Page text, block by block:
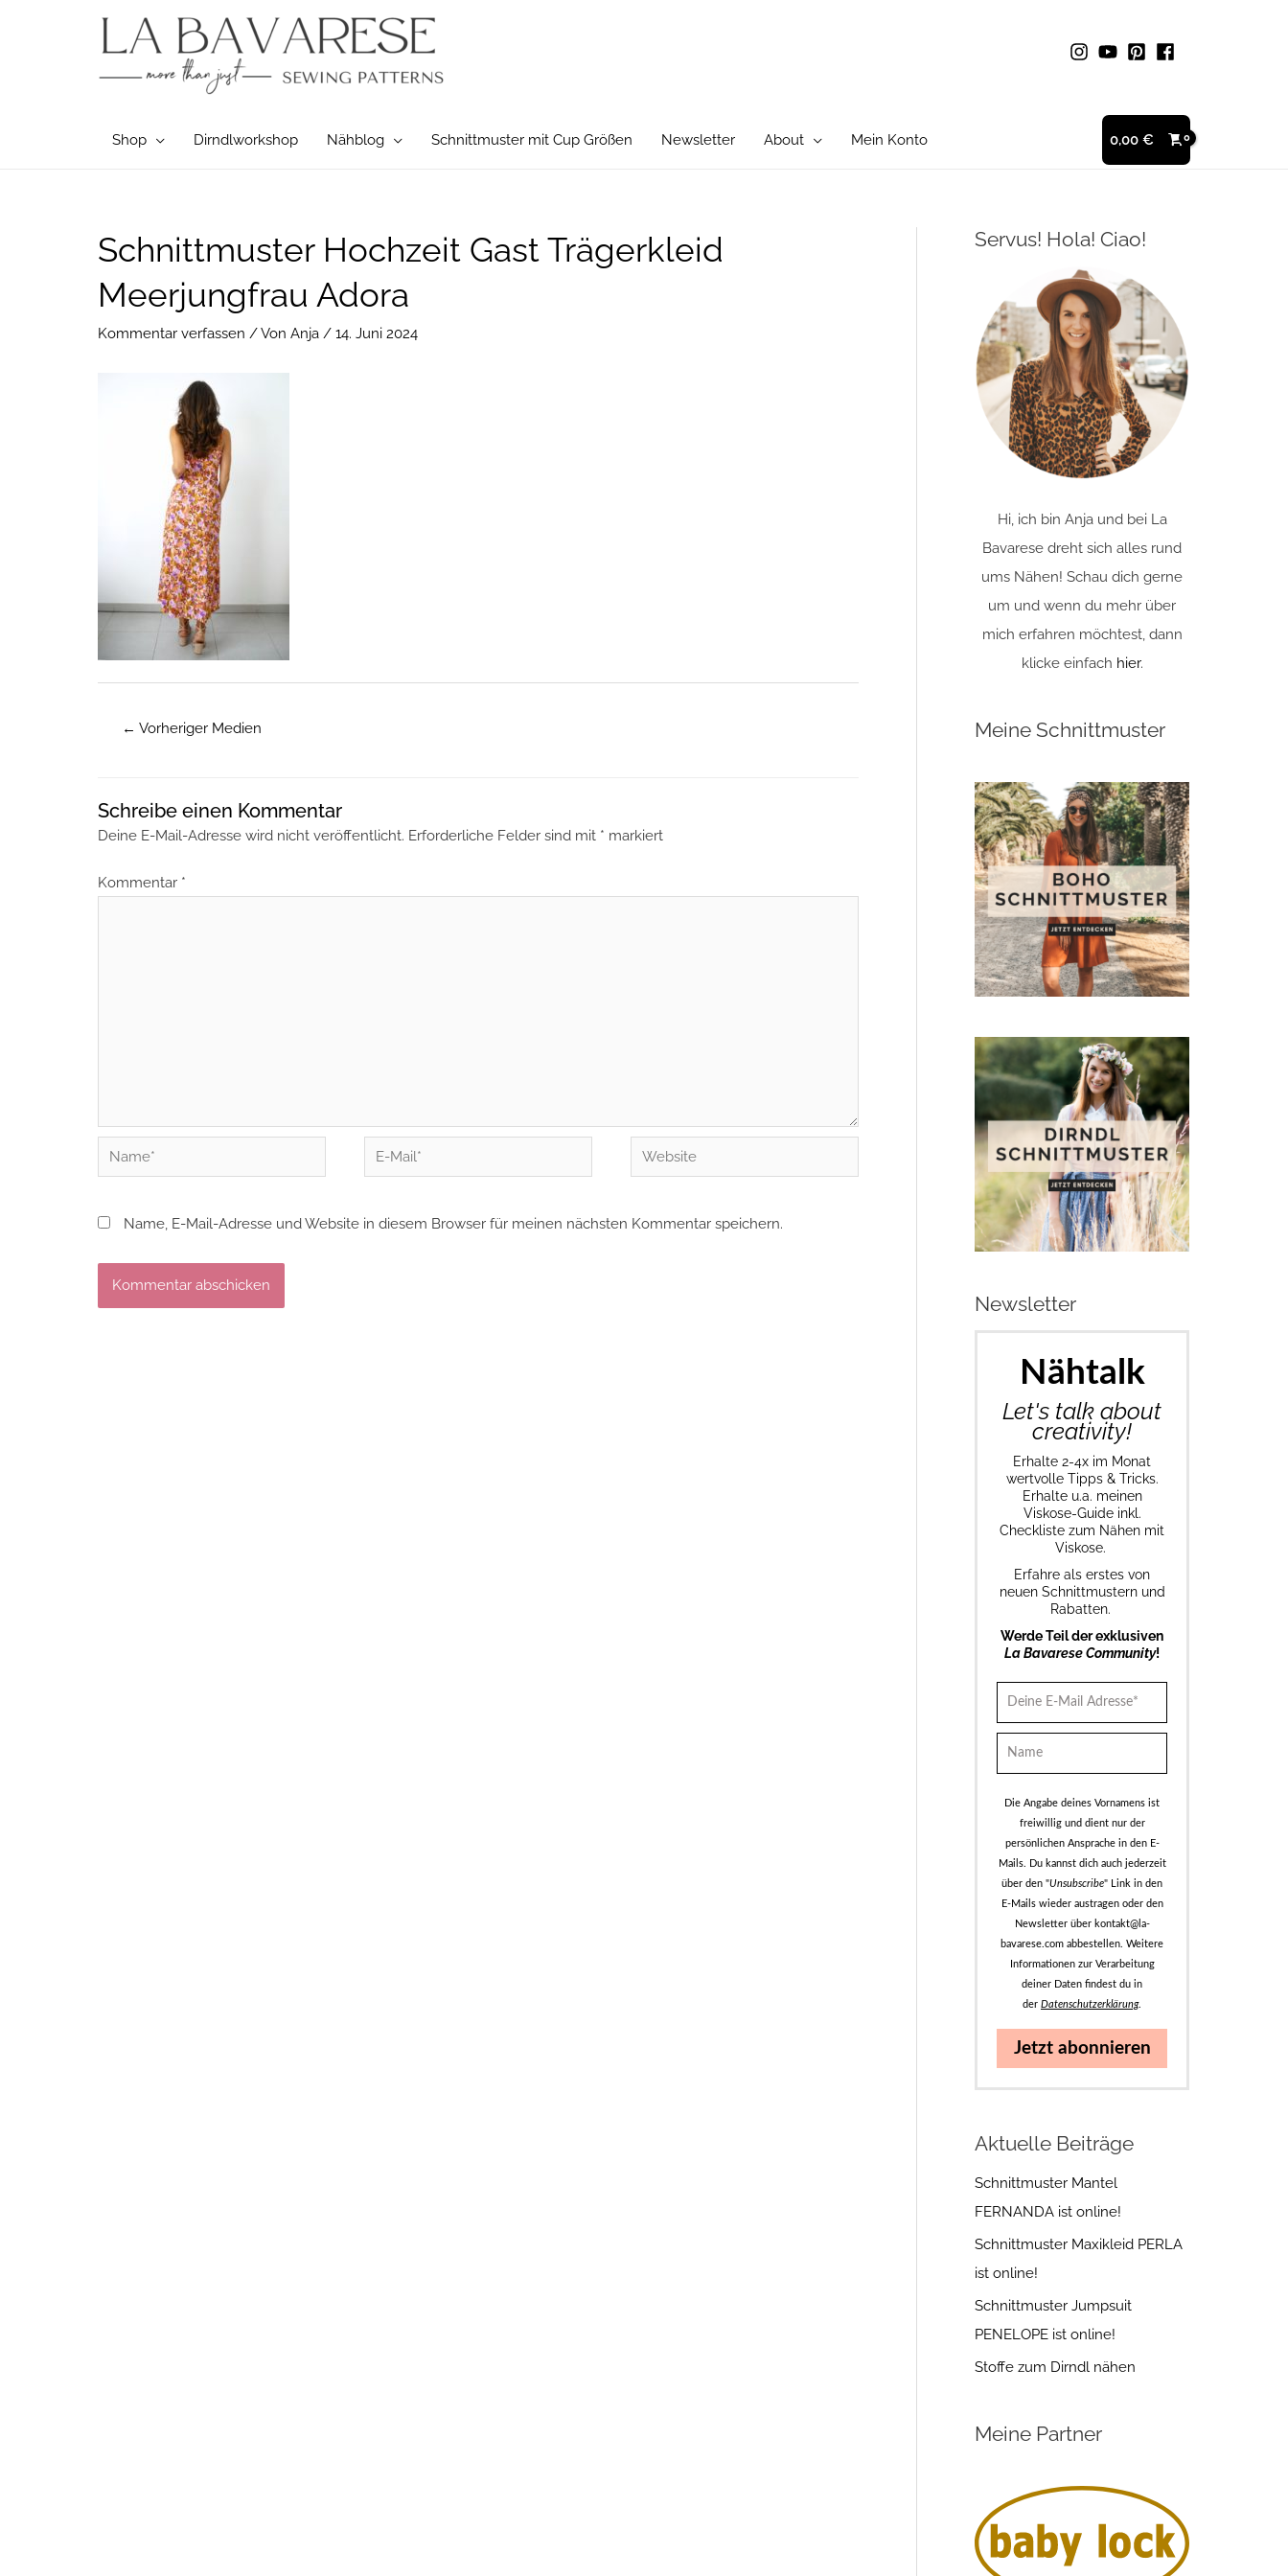
Shop Dirndlworkshop Nähblog Schnittmuster mit Cup Größen Newsletter About Mein Konto 0,00 €
Schnittmuster Hochzeit Gast Trägerkleid
Meerjungfrau Adora
Kommentar verfassen / Von Anja / 14. Juni 2024
Post
navigation
← Vorheriger Medien
Schreibe einen Kommentar
Deine E-Mail-Adresse wird nicht veröffentlicht. Erforderliche Felder sind mit * markiert
Kommentar *
Name*
E-
Mail*
Website
Name, E-Mail-Adresse und Website in diesem Browser für meinen nächsten Kommentar speichern.
Servus! Hola! Ciao!
Hi, ich bin Anja und bei La
Bavarese dreht sich alles rund
ums Nähen! Schau dich gerne
um und wenn du mehr über
mich erfahren möchtest, dann
klicke einfach hier.
Meine Schnittmuster
Newsletter
Nähtalk
Let's talk about
creativity!
Erhalte 2-4x im Monat
wertvolle Tipps & Tricks.
Erhalte u.a. meinen
Viskose-Guide inkl.
Checkliste zum Nähen mit
Viskose.
Erfahre als erstes von
neuen Schnittmustern und
Rabatten.
Werde Teil der exklusiven
La Bavarese Community!
Die Angabe deines Vornamens ist
freiwillig und dient nur der
persönlichen Ansprache in den E-
Mails. Du kannst dich auch jederzeit
über den "Unsubscribe" Link in den
E-Mails wieder austragen oder den
Newsletter über kontakt@la-
bavarese.com abbestellen. Weitere
Informationen zur Verarbeitung
deiner Daten findest du in
der Datenschutzerklärung.
Jetzt abonnieren
Aktuelle Beiträge
Schnittmuster Mantel
FERNANDA ist online!
Schnittmuster Maxikleid PERLA
ist online!
Schnittmuster Jumpsuit
PENELOPE ist online!
Stoffe zum Dirndl nähen
Meine Partner